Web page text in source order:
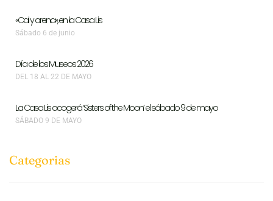
«Cal y arena», en la Casa Lis
Sábado 6 de junio
Día de los Museos 2026
DEL 18 AL 22 DE MAYO
La Casa Lis acogerá ‘Sisters of the Moon’ el sábado 9 de mayo
SÁBADO 9 DE MAYO
Categorias